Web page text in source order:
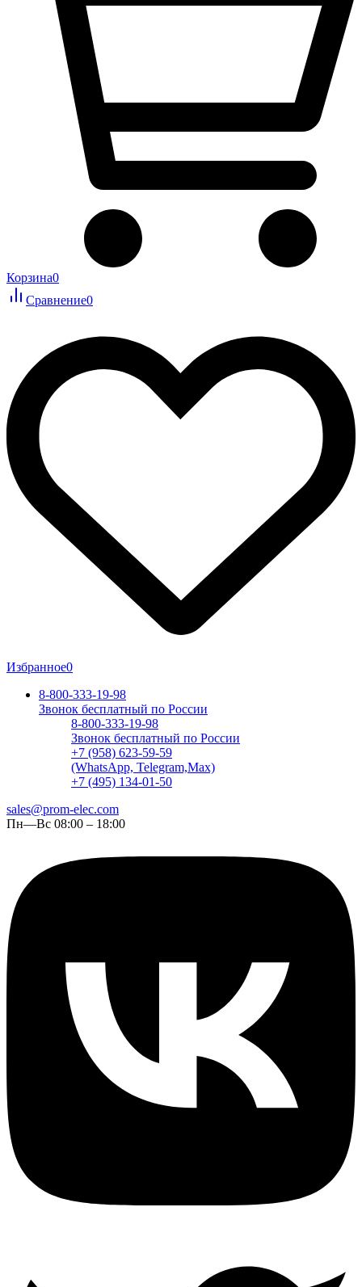
Корзина0
Сравнение0
Избранное0
8-800-333-19-98
Звонок бесплатный по России
8-800-333-19-98
Звонок бесплатный по России
+7 (958) 623-59-59
(WhatsApp, Telegram,Max)
+7 (495) 134-01-50
sales@prom-elec.com
Пн—Вс 08:00 – 18:00